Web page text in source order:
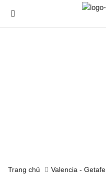
Trang chủ Valencia - Getafe